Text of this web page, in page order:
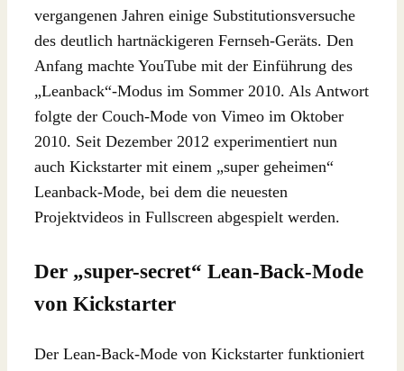
vergangenen Jahren einige Substitutionsversuche
des deutlich hartnäckigeren Fernseh-Geräts. Den
Anfang machte YouTube mit der Einführung des
„Leanback“-Modus im Sommer 2010. Als Antwort
folgte der Couch-Mode von Vimeo im Oktober
2010. Seit Dezember 2012 experimentiert nun
auch Kickstarter mit einem „super geheimen“
Leanback-Mode, bei dem die neuesten
Projektvideos in Fullscreen abgespielt werden.
Der „super-secret“ Lean-Back-Mode
von Kickstarter
Der Lean-Back-Mode von Kickstarter funktioniert